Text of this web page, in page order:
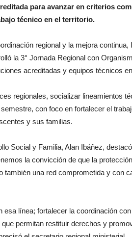
para avanzar en criterios
técnico en el territorio.
regional y la mejora
la 3° Jornada Regional con
acreditadas y equipos técnicos
regionales, socializar lineamientos
con foco en fortalecer el
y sus familias.
Social y Familia, Alan Ibáñez,
la convicción de que la
también una red comprometida y con
esa línea; fortalecer la coordinación
permitan restituir derechos y